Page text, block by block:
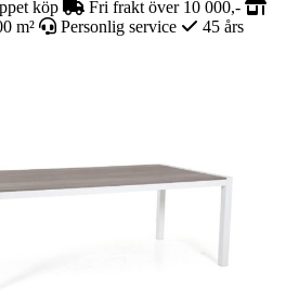
köp
Fri frakt över 10 000,-
m²
Personlig service
45 års